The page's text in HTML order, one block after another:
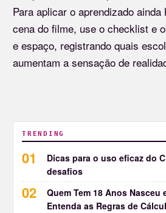
Para aplicar o aprendizado
cena do filme, use o checklist e
e espaço, registrando quais
aumentam a sensação de
TRENDING
Dicas para o uso eficaz do
desafios
Quem Tem 18 Anos Nasceu
Entenda as Regras de